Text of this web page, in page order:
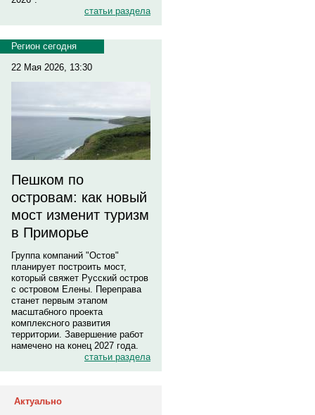
статьи раздела
Регион сегодня
22 Мая 2026, 13:30
Пешком по
островам: как новый
мост изменит туризм
в Приморье
Группа компаний "Остов"
планирует построить мост,
который свяжет Русский остров
с островом Елены. Переправа
станет первым этапом
масштабного проекта
комплексного развития
территории. Завершение работ
намечено на конец 2027 года.
статьи раздела
Актуально